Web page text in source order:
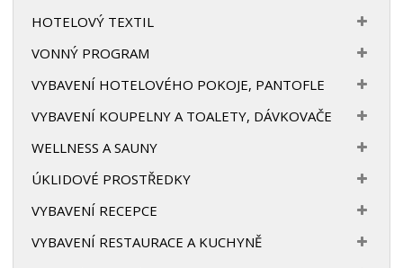
HOTELOVÝ TEXTIL
VONNÝ PROGRAM
VYBAVENÍ HOTELOVÉHO POKOJE, PANTOFLE
VYBAVENÍ KOUPELNY A TOALETY, DÁVKOVAČE
WELLNESS A SAUNY
ÚKLIDOVÉ PROSTŘEDKY
VYBAVENÍ RECEPCE
VYBAVENÍ RESTAURACE A KUCHYNĚ